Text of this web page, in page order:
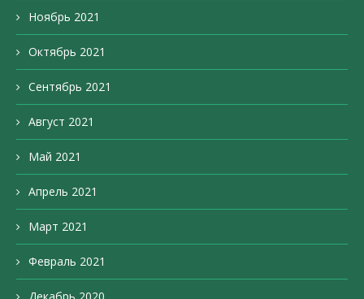
Ноябрь 2021
Октябрь 2021
Сентябрь 2021
Август 2021
Май 2021
Апрель 2021
Март 2021
Февраль 2021